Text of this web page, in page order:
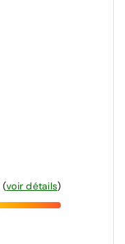
(voir détails)